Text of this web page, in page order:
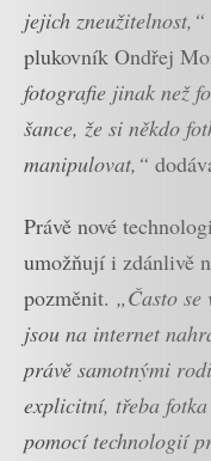
jejich zneužitelnost,“
plukovník Ondřej
fotografie jinak než
šance, že si někdo
manipulovat,“
Právě nové
umožňují i zdánlivě
pozměnit. „Často
jsou na internet
právě samotnými
explicitní, třeba
pomocí technologií